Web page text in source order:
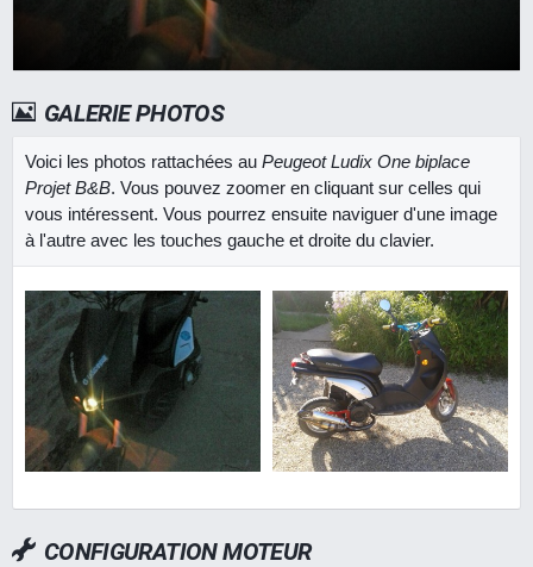
GALERIE PHOTOS
Voici les photos rattachées au Peugeot Ludix One biplace
Projet B&B. Vous pouvez zoomer en cliquant sur celles qui
vous intéressent. Vous pourrez ensuite naviguer d'une image
à l'autre avec les touches gauche et droite du clavier.
CONFIGURATION MOTEUR